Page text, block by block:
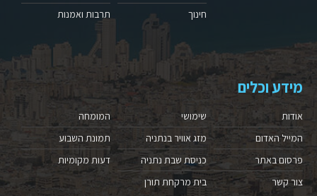
חינוך
תרבות ואמנות
מידע וכלים
אודות
המייל האדום
פרסום באתר
צור קשר
שימושי
מזג אוויר בנתניה
כניסת שבת נתניה
בית מרקחת תורן
המומחה
תמונת השבוע
דעות מקומיות